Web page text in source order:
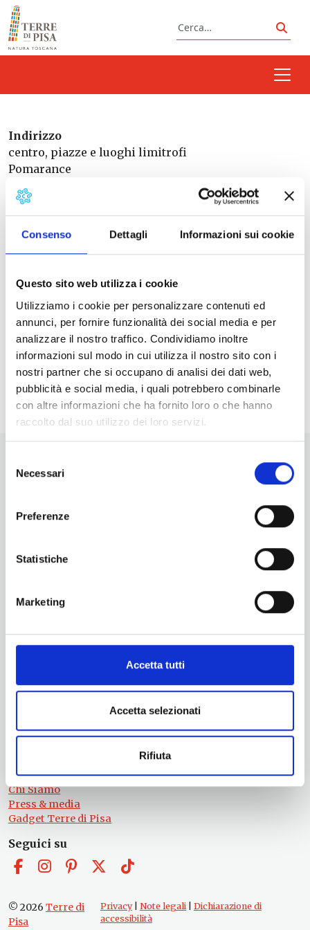
Consenso Dettagli Informazioni sui cookie
Questo sito web utilizza i cookie
Utilizziamo i cookie per personalizzare contenuti ed
annunci, per fornire funzionalità dei social media e per
analizzare il nostro traffico. Condividiamo inoltre
informazioni sul modo in cui utilizza il nostro sito con i
nostri partner che si occupano di analisi dei dati web,
pubblicità e social media, i quali potrebbero combinarle
con altre informazioni che ha fornito loro o che hanno
raccolto dal suo utilizzo dei loro servizi.
delNecessari
Preferenze
Statistiche
Marketing
Accetta tutti
Accetta selezionati
Rifiuta
Vai al contenuto
Cerca
Indirizzo
centro, piazze e luoghi limitrofi
Pomarance
Pisa
Italia
Prossimi eventi
Estate a Pomarance- 06/08/2026 - 20/09/2026 -
Tutto il giorno
Palio storico delle Contrade | Pomarance-
13/09/2026 - 15:30 - 23:30
Iscriviti alla nostra newsletter! Subito una sorpresa per te!
Servizio Promozione e Sviluppo delle Imprese
Ufficio Internazionalizzazione, Turismo e Beni Culturali
turismo@tno.camcom.it
#lemieTerrediPisa
Eventi
Prodotti e Servizi
Chi Siamo
Press & media
Gadget Terre di Pisa
Seguici su
© 2026 Terre di
Pisa
Privacy| Note legali| Dichiarazione di
accessibilità